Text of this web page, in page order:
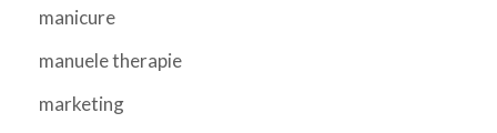
manicure
manuele therapie
marketing